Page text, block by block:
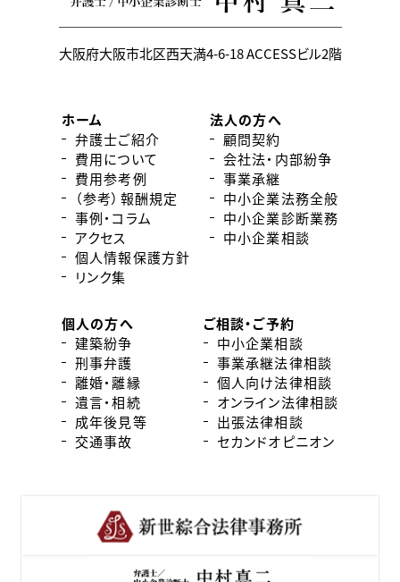
大阪府大阪市北区西天満4-6-18ACCESSビル2階
ホーム
弁護士ご紹介
費用について
費用参考例
（参考）報酬規定
事例・コラム
アクセス
個人情報保護方針
リンク集
法人の方へ
顧問契約
会社法・内部紛争
事業承継
中小企業法務全般
中小企業診断業務
中小企業相談
個人の方へ
建築紛争
刑事弁護
離婚・離縁
遺言・相続
成年後見等
交通事故
ご相談・ご予約
中小企業相談
事業承継法律相談
個人向け法律相談
オンライン法律相談
出張法律相談
セカンドオピニオン